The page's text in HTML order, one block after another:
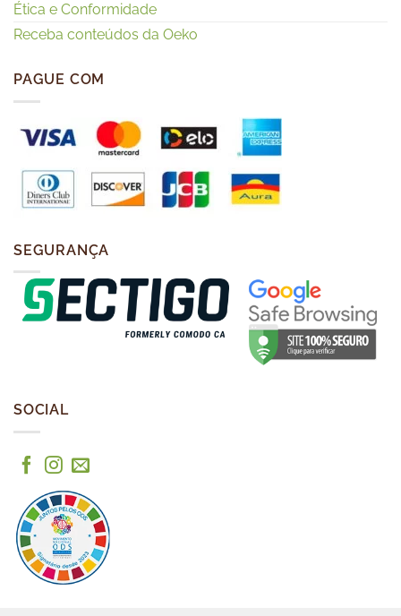
Ética e Conformidade
Receba conteúdos da Oeko
PAGUE COM
SEGURANÇA
SOCIAL